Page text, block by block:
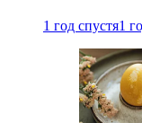
1 год спустя1